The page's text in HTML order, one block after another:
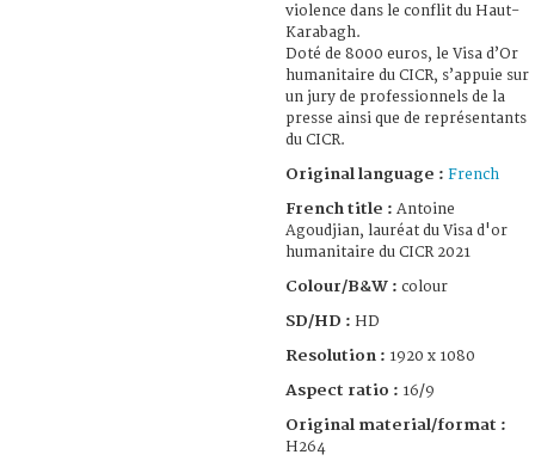
violence dans le conflit du Haut-
Karabagh.
Doté de 8000 euros, le Visa d’Or
humanitaire du CICR, s’appuie sur
un jury de professionnels de la
presse ainsi que de représentants
du CICR.
Original language : French
French title : Antoine
Agoudjian, lauréat du Visa d'or
humanitaire du CICR 2021
Colour/B&W : colour
SD/HD : HD
Resolution : 1920 x 1080
Aspect ratio : 16/9
Original material/format :
H264